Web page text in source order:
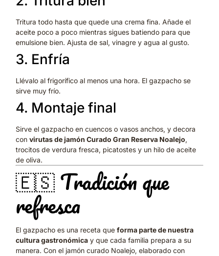
Tritura todo hasta que quede una crema fina. Añade el
aceite poco a poco mientras sigues batiendo para que
emulsione bien. Ajusta de sal, vinagre y agua al gusto.
3. Enfría
Llévalo al frigorífico al menos una hora. El gazpacho se
sirve muy frío.
4. Montaje final
Sirve el gazpacho en cuencos o vasos anchos, y decora
convirutas de jamón Curado Gran Reserva Noalejo,
trocitos de verdura fresca, picatostes y un hilo de aceite
de oliva.
🇪🇸 Tradición que
refresca
El gazpacho es una receta queforma parte de nuestra
cultura gastronómica y que cada familia prepara a su
manera. Con el jamón curado Noalejo, elaborado con